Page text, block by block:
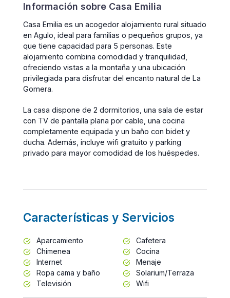
Información sobre Casa Emilia
Casa Emilia es un acogedor alojamiento rural situado
en Agulo, ideal para familias o pequeños grupos, ya
que tiene capacidad para 5 personas. Este
alojamiento combina comodidad y tranquilidad,
ofreciendo vistas a la montaña y una ubicación
privilegiada para disfrutar del encanto natural de La
Gomera.
La casa dispone de 2 dormitorios, una sala de estar
con TV de pantalla plana por cable, una cocina
completamente equipada y un baño con bidet y
ducha. Además, incluye wifi gratuito y parking
privado para mayor comodidad de los huéspedes.
Características y Servicios
Aparcamiento
Cafetera
Chimenea
Cocina
Internet
Menaje
Ropa cama y baño
Solarium/Terraza
Televisión
Wifi